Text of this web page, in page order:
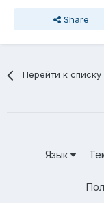
Share
Перейти к списку
Язык